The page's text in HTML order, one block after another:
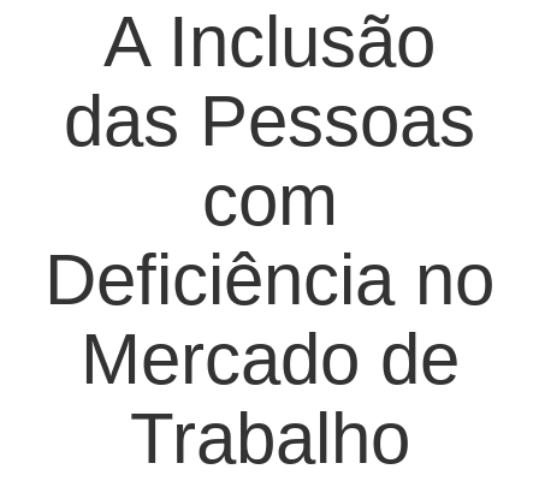
A Inclusão
das Pessoas
com
Deficiência no
Mercado de
Trabalho